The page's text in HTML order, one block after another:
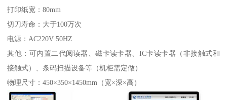
打印纸宽：80mm
切刀寿命：大于100万次
电源：AC220V 50HZ
其他：可内置二代阅读器、磁卡读卡器、IC卡读卡器（非接触式和
接触式）、条码扫描设备等（机柜需定做）
物理尺寸：450×350×1450mm（宽×深×高）